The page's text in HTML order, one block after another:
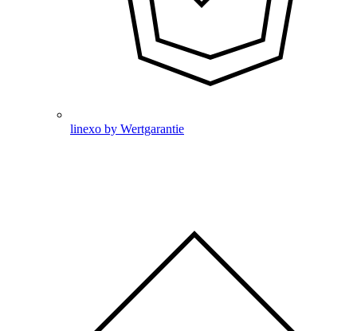
linexo by Wertgarantie